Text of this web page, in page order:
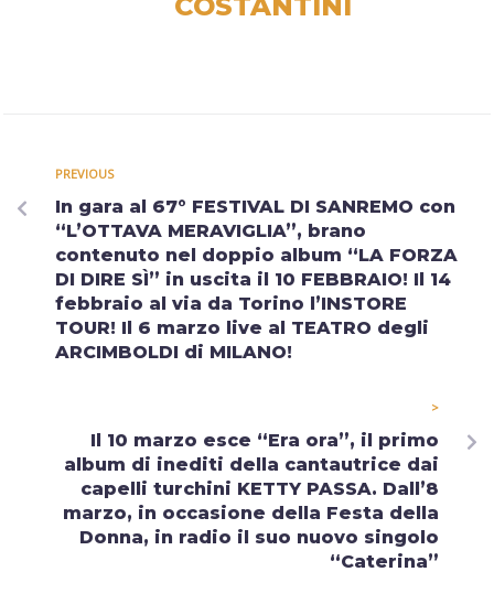
COSTANTINI
PREVIOUS
In gara al 67° FESTIVAL DI SANREMO con
“L’OTTAVA MERAVIGLIA”, brano
contenuto nel doppio album “LA FORZA
DI DIRE SÌ” in uscita il 10 FEBBRAIO! Il 14
febbraio al via da Torino l’INSTORE
TOUR! Il 6 marzo live al TEATRO degli
ARCIMBOLDI di MILANO!
>
Il 10 marzo esce “Era ora”, il primo
album di inediti della cantautrice dai
capelli turchini KETTY PASSA. Dall’8
marzo, in occasione della Festa della
Donna, in radio il suo nuovo singolo
“Caterina”